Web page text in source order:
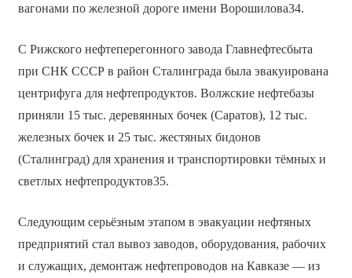
вагонами по железной дороге имени Ворошилова34.
С Рижского нефтеперегонного завода Главнефтесбыта
при СНК СССР в район Сталинграда была эвакуирована
центрифуга для нефтепродуктов. Волжские нефтебазы
приняли 15 тыс. деревянных бочек (Саратов), 12 тыс.
железных бочек и 25 тыс. жестяных бидонов
(Сталинград) для хранения и транспортировки тёмных и
светлых нефтепродуктов35.
Следующим серьёзным этапом в эвакуации нефтяных
предприятий стал вывоз заводов, оборудования, рабочих
и служащих, демонтаж нефтепроводов на Кавказе — из